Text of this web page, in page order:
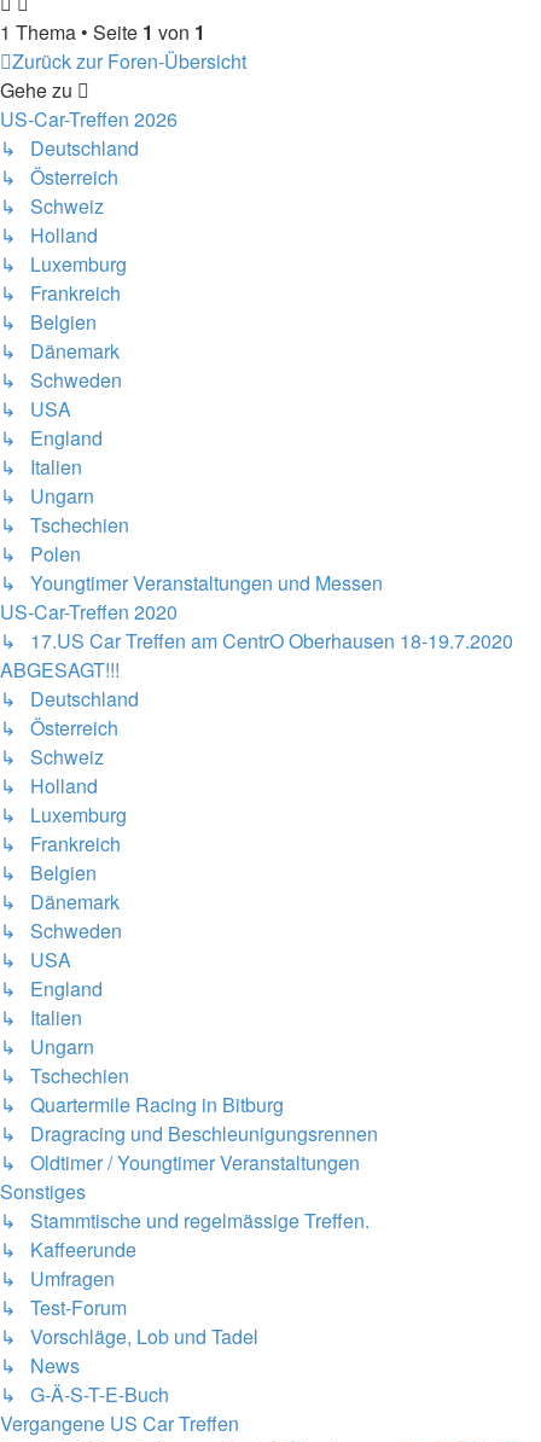
1 Thema • Seite 1 von 1
Zurück zur Foren-Übersicht
Gehe zu
US-Car-Treffen 2026
↳ Deutschland
↳ Österreich
↳ Schweiz
↳ Holland
↳ Luxemburg
↳ Frankreich
↳ Belgien
↳ Dänemark
↳ Schweden
↳ USA
↳ England
↳ Italien
↳ Ungarn
↳ Tschechien
↳ Polen
↳ Youngtimer Veranstaltungen und Messen
US-Car-Treffen 2020
↳ 17.US Car Treffen am CentrO Oberhausen 18-19.7.2020
ABGESAGT!!!
↳ Deutschland
↳ Österreich
↳ Schweiz
↳ Holland
↳ Luxemburg
↳ Frankreich
↳ Belgien
↳ Dänemark
↳ Schweden
↳ USA
↳ England
↳ Italien
↳ Ungarn
↳ Tschechien
↳ Quartermile Racing in Bitburg
↳ Dragracing und Beschleunigungsrennen
↳ Oldtimer / Youngtimer Veranstaltungen
Sonstiges
↳ Stammtische und regelmässige Treffen.
↳ Kaffeerunde
↳ Umfragen
↳ Test-Forum
↳ Vorschläge, Lob und Tadel
↳ News
↳ G-Ä-S-T-E-Buch
Vergangene US Car Treffen